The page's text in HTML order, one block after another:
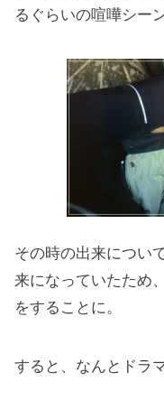
るぐらいの喧嘩シー
その時の出来につい
来になっていたため
をすることに。
すると、なんとドラ